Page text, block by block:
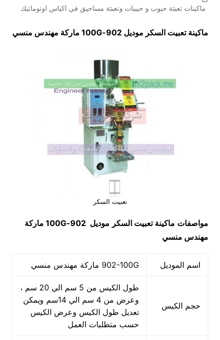
ماكينات تعبئة حبوب و حبيبات وتعبئة مساحيق في اكياس اوتوماتيك
ماكينة تعبيت السكر موديل 902-100G ماركة مهندس منسي
تعبيت السكر
مواصفات ماكينةتعبيت السكر موديل 902-100G
ماركة
مهندس منسي
اسم الموديل 902-100G ماركة مهندس منسي
حجم الكيس
طول الكيس من 5 سم الي 20 سم ،
وعرض من 4 سم الي 14سم ويمكن
تعديل طول الكيس وعرض الكيس
حسب متطلبات العمل